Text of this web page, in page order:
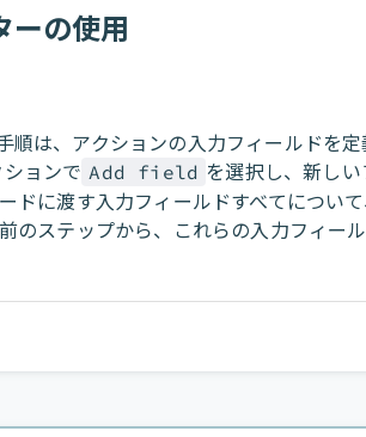
の使用
順は、アクションの入力フィールドを定
ョンで Add field を選択し、新し
ドに渡す入力フィールドすべてについ
のステップから、これらの入力フィー